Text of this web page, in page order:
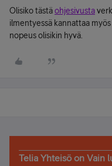
Olisiko tästäohjesivusta
ilmentyessä kannattaa
nopeus olisikin hyvä.
Telia Yhteisö on Vain